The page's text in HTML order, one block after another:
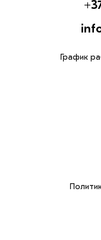
График